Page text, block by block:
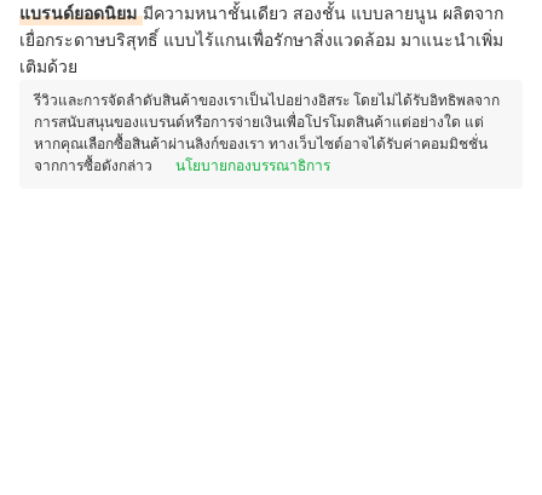
แบรนด์ยอดนิยมมีความหนาชั้นเดียว สองชั้น แบบลายนูน ผลิตจาก
เยื่อกระดาษบริสุทธิ์ แบบไร้แกนเพื่อรักษาสิ่งแวดล้อม มาแนะนำเพิ่ม
เติมด้วย
รีวิวและการจัดลำดับสินค้าของเราเป็นไปอย่างอิสระ โดยไม่ได้รับอิทธิพลจาก
การสนับสนุนของแบรนด์หรือการจ่ายเงินเพื่อโปรโมตสินค้าแต่อย่างใด แต่
หากคุณเลือกซื้อสินค้าผ่านลิงก์ของเรา ทางเว็บไซต์อาจได้รับค่าคอมมิชชั่น
จากการซื้อดังกล่าว
นโยบายกองบรรณาธิการ